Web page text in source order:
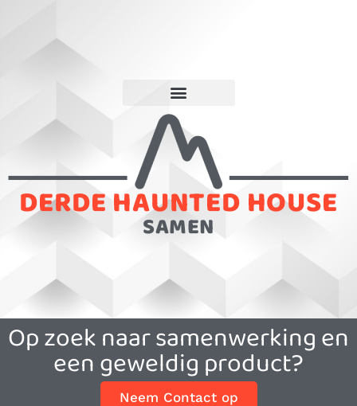
DERDE HAUNTED HOUSE
SAMEN
Op zoek naar samenwerking en
een geweldig product?
Neem Contact op